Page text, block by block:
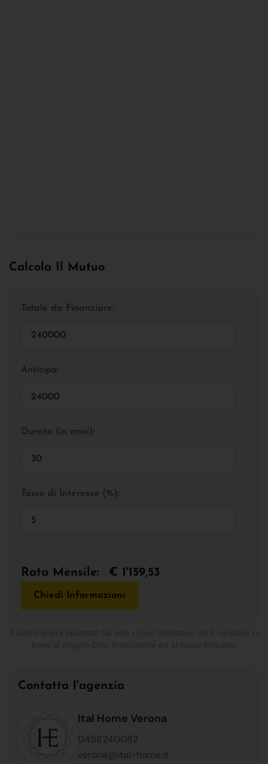
Calcola Il Mutuo
Totale da Finanziare:
Anticipo:
Durata (in anni):
Tasso di Interesse (%):
Rata Mensile: € 1'159,53
Chiedi Informazioni
Contatta l'agenzia
Ital Home Verona
0458240082
verona@ital-home.it